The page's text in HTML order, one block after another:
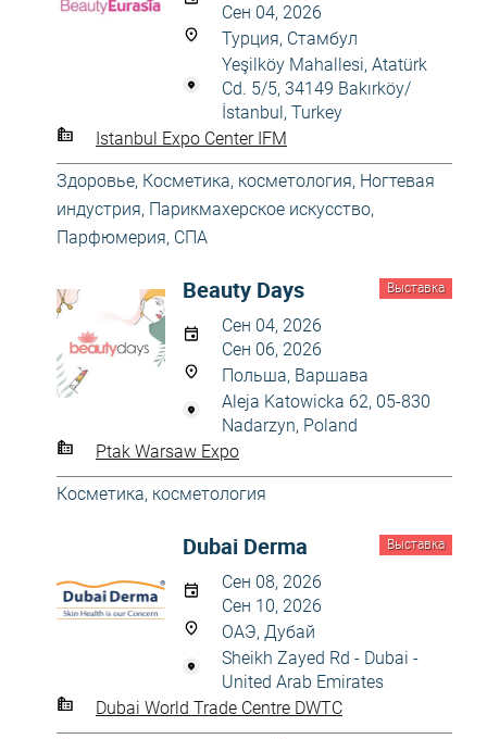
Сен 04, 2026
Турция, Стамбул
Yeşilköy Mahallesi, Atatürk
Cd. 5/5, 34149 Bakırköy/
İstanbul, Turkey
Istanbul Expo Center IFM
Здоровье, Косметика, косметология, Ногтевая
индустрия, Парикмахерское искусство,
Парфюмерия, СПА
Выставка
Beauty Days
Сен 04, 2026
Сен 06, 2026
Польша, Варшава
Aleja Katowicka 62, 05-830
Nadarzyn, Poland
Ptak Warsaw Expo
Косметика, косметология
Выставка
Dubai Derma
Сен 08, 2026
Сен 10, 2026
ОАЭ, Дубай
Sheikh Zayed Rd - Dubai -
United Arab Emirates
Dubai World Trade Centre DWTC